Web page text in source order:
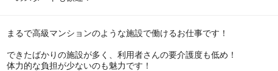
まるで高級マンションのような施設で働けるお仕事です！
できたばかりの施設が多く、利用者さんの要介護度も低め！
体力的な負担が少ないのも魅力です！